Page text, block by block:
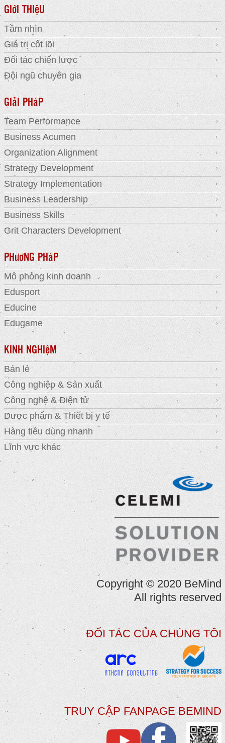
GIớI THIệU
Tầm nhìn
Giá trị cốt lõi
Đối tác chiến lược
Đội ngũ chuyên gia
GIảI PHáP
Team Performance
Business Acumen
Organization Alignment
Strategy Development
Strategy Implementation
Business Leadership
Business Skills
Grit Characters Development
PHươNG PHáP
Mô phỏng kinh doanh
Edusport
Educine
Edugame
KINH NGHIệM
Bán lẻ
Công nghiệp & Sản xuất
Công nghệ & Điện tử
Dược phẩm & Thiết bị y tế
Hàng tiêu dùng nhanh
Lĩnh vực khác
Copyright © 2020 BeMind
All rights reserved
ĐỐI TÁC CỦA CHÚNG TÔI
TRUY CẬP FANPAGE BEMIND